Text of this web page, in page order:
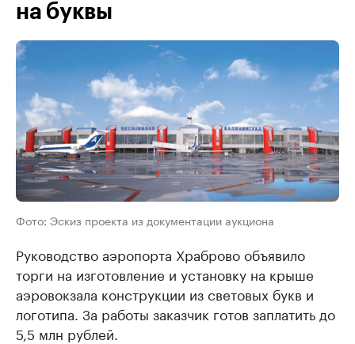
на буквы
Фото: Эскиз проекта из документации аукциона
Руководство аэропорта Храброво объявило
торги на изготовление и установку на крыше
аэровокзала конструкции из световых букв и
логотипа. За работы заказчик готов заплатить до
5,5 млн рублей.